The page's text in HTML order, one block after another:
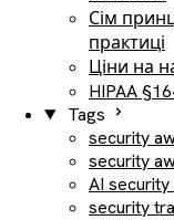
Сім
практиці
Ціни на
HIPAA
Tags
security
security
AI security
security